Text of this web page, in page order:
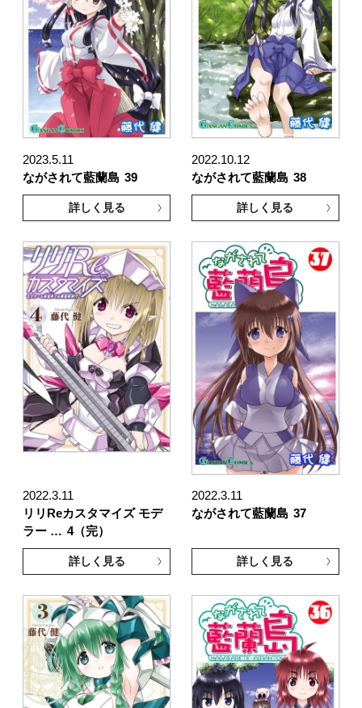
2023.5.11
ながされて藍蘭島 39
詳しく見る
2022.10.12
ながされて藍蘭島 38
詳しく見る
2022.3.11
リリReカスタマイズ モデ
ラー … 4（完）
詳しく見る
2022.3.11
ながされて藍蘭島 37
詳しく見る